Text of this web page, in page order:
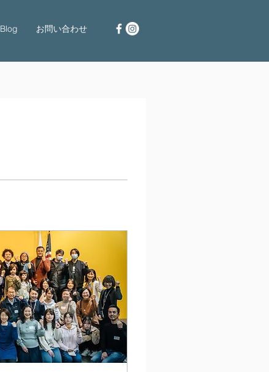
Blog お問い合わせ